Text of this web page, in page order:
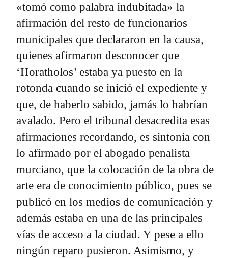
«tomó como palabra indubitada» la
afirmación del resto de funcionarios
municipales que declararon en la causa,
quienes afirmaron desconocer que
‘Horatholos’ estaba ya puesto en la
rotonda cuando se inició el expediente y
que, de haberlo sabido, jamás lo habrían
avalado. Pero el tribunal desacredita esas
afirmaciones recordando, es sintonía con
lo afirmado por el abogado penalista
murciano, que la colocación de la obra de
arte era de conocimiento público, pues se
publicó en los medios de comunicación y
además estaba en una de las principales
vías de acceso a la ciudad. Y pese a ello
ningún reparo pusieron. Asimismo, y